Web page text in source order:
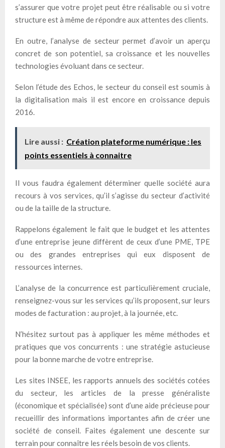
s’assurer que votre projet peut être réalisable ou si votre
structure est à même de répondre aux attentes des clients.
En outre, l’analyse de secteur permet d’avoir un aperçu
concret de son potentiel, sa croissance et les nouvelles
technologies évoluant dans ce secteur.
Selon l’étude des Echos, le secteur du conseil est soumis à
la digitalisation mais il est encore en croissance depuis
2016.
Lire aussi : Création plateforme numérique : les
points essentiels à connaitre
Il vous faudra également déterminer quelle société aura
recours à vos services, qu’il s’agisse du secteur d’activité
ou de la taille de la structure.
Rappelons également le fait que le budget et les attentes
d’une entreprise jeune diffèrent de ceux d’une PME, TPE
ou des grandes entreprises qui eux disposent de
ressources internes.
L’analyse de la concurrence est particulièrement cruciale,
renseignez-vous sur les services qu’ils proposent, sur leurs
modes de facturation : au projet, à la journée, etc.
N’hésitez surtout pas à appliquer les même méthodes et
pratiques que vos concurrents : une stratégie astucieuse
pour la bonne marche de votre entreprise.
Les sites INSEE, les rapports annuels des sociétés cotées
du secteur, les articles de la presse généraliste
(économique et spécialisée) sont d’une aide précieuse pour
recueillir des informations importantes afin de créer une
société de conseil. Faites également une descente sur
terrain pour connaître les réels besoin de vos clients.